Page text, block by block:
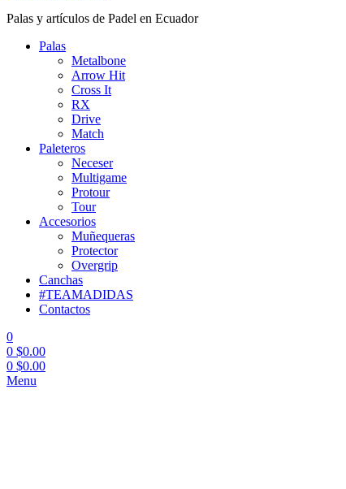
Palas y artículos de Padel en Ecuador
Palas
Metalbone
Arrow Hit
Cross It
RX
Drive
Match
Paleteros
Neceser
Multigame
Protour
Tour
Accesorios
Muñequeras
Protector
Overgrip
Canchas
#TEAMADIDAS
Contactos
0
0 $0.00
0 $0.00
Menu